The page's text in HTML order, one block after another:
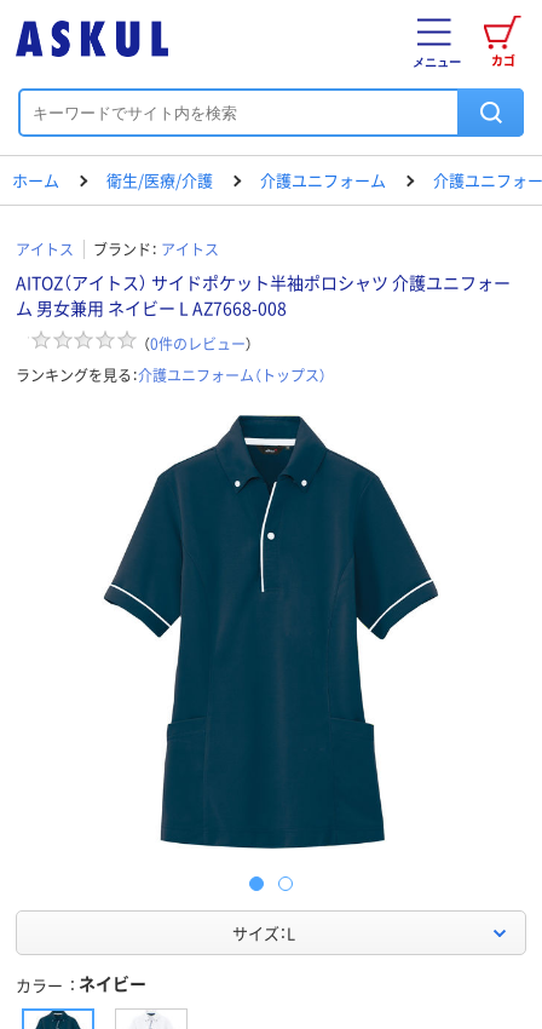
カゴ
メニュー
ホーム 衛生/医療/介護 介護ユニフォーム 介護ユニフォー
アイトス ブランド： アイトス
AITOZ（アイトス） サイドポケット半袖ポロシャツ 介護ユニフォー
ム 男女兼用 ネイビー L AZ7668-008
（0件のレビュー）
ランキングを見る：介護ユニフォーム（トップス）
サイズ：L
カラー ネイビー